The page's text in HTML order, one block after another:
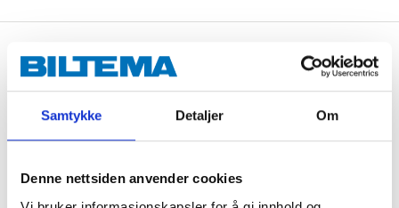
Samtykke Detaljer Om
Denne nettsiden anvender cookies
Kjøp & Hent
Kjøp & Hent i ditt varehus.
LES MER